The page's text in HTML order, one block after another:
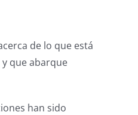
de lo que está
que abarque
han sido